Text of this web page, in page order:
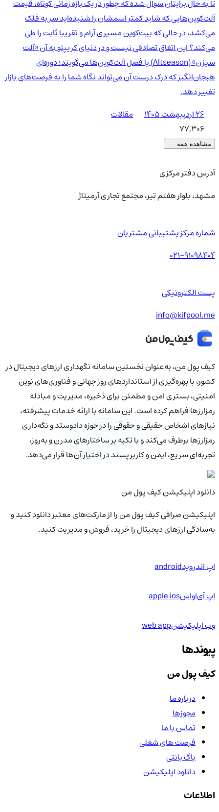
تا به حال برایتان سوال شده که چطور در یک بازه زمانی کوتاه، قیمت
آلت‌کوین‌هایی که شاید کمتر اسمشان را شنیده‌اید سر به فلک
می‌کشد، در حالی که بیت‌کوین مسیری آرام و تقریبا ثابت را طی
می‌کند؟ این اتفاق تصادفی نیست و در دنیای کریپتو به آن «آلت
سیزن» (Altseason) یا فصل آلت‌کوین‌ها می‌گویند؛ دوره‌ای
هیجان‌انگیز که درک درست آن می‌تواند نگاه شما را به فرصت‌های بازار
تغییر دهد.
۲۶ اردیبهشت ۱۴۰۵
مقالات
77,306
مشاهده همه
آدرس دفتر مرکزی
مشهد، بلوار هفتم تیر، مجتمع تجاری آرمیتاژ
شماره مرکز پشتیبانی مشتریان
021-91098404
پست الکترونیکی
info@kifpool.me
کیف‌ پول من، به‌عنوان نخستین سامانه نگهداری ارزهای دیجیتال در
کشور، با بهره‌گیری از استانداردهای روز جهانی و فناوری‌های نوین
امنیتی، بستری امن و مطمئن برای ذخیره، مدیریت و مبادله
رمزارزها فراهم کرده است. این سامانه با ارائه خدمات پیشرفته،
نیازهای اشخاص حقیقی و حقوقی را در حوزه دادوستد و نگه‌داری
رمزارزها برطرف می‌کند و با تکیه بر ساختارهای مدرن و به‌روز،
تجربه‌ای سریع، ایمن و کاربرپسند در اختیار آن‌ها قرار می‌دهد.
دانلود اپلیکیشن کیف‌ پول من
اپلیکیشن صرافی کیف پول من را از مارکت‌های معتبر دانلود کنید و
به‌سادگی ارزهای دیجیتال را خرید، فروش و مدیریت کنید.
اپ اندرویدandroid
اپ آی‌او‌اسapple ios
وب اپلیکیشنweb app
پیوندها
کیف پول من
درباره ما
مجوزها
تماس با ما
فرصت های شغلی
باگ بانتی
دانلود اپلیکیشن
اطلاعات